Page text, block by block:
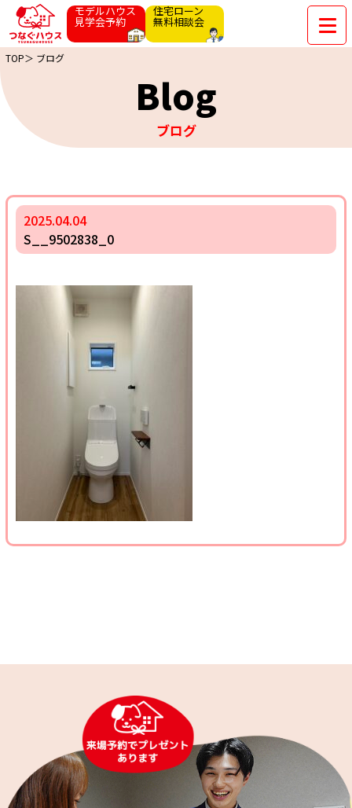
モデルハウス
見学会予約
住宅ローン
無料相談会
TOP＞ ブログ
Blog
ブログ
2025.04.04
S__9502838_0